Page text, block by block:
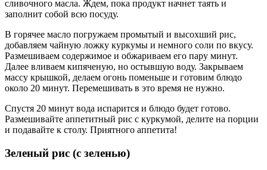
сливочного масла. Ждем, пока продукт начнет таять и
заполнит собой всю посуду.
В горячее масло погружаем промытый и высохший рис,
добавляем чайную ложку куркумы и немного соли по вкусу.
Размешиваем содержимое и обжариваем его пару минут.
Далее вливаем кипяченую, но остывшую воду. Закрываем
массу крышкой, делаем огонь поменьше и готовим блюдо
около 20 минут. Перемешивать в это время не нужно.
Спустя 20 минут вода испарится и блюдо будет готово.
Размешивайте аппетитный рис с куркумой, делите на порции
и подавайте к столу. Приятного аппетита!
Зеленый рис (с зеленью)